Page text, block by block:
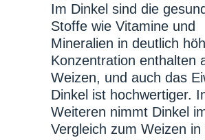
Im Dinkel sind die
Stoffe wie Vitamine und
Mineralien in deutlich
Konzentration enthalten
Weizen, und auch das
Dinkel ist hochwertiger.
Weiteren nimmt Dinkel
Vergleich zum Weizen in